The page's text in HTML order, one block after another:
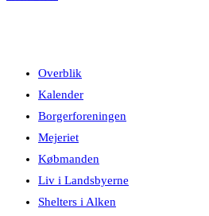
Overblik
Kalender
Borgerforeningen
Mejeriet
Købmanden
Liv i Landsbyerne
Shelters i Alken